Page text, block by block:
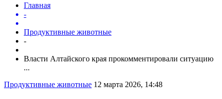
Главная
-
Продуктивные животные
-
Власти Алтайского края прокомментировали ситуацию
...
Продуктивные животные 12 марта 2026, 14:48